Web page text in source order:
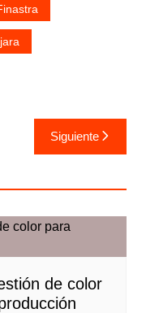
Siguiente
de color